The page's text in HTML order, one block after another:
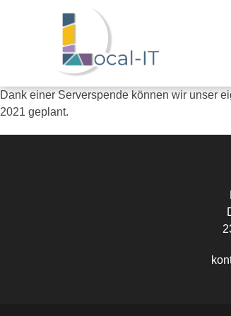
Dank einer Serverspende können wir unser
2021 geplant.